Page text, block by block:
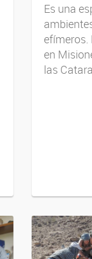
Es una
efímeros.
en
las